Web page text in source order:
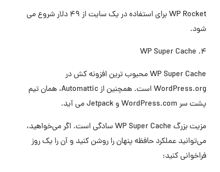
WP Rocket برای استفاده در یک سایت از 49 دلار شروع می
شود.
4. WP Super Cache
WP Super Cache محبوب ترین افزونه کش در
WordPress.org است. همچنین از Automattic، همان تیم
پشت سر WordPress.com و Jetpack می آید.
مزیت بزرگ WP Super Cache سادگی است. اگر می‌خواهید،
می‌توانید عملکرد حافظه پنهان را روشن کنید و آن را یک روز
فراخوانی کنید: